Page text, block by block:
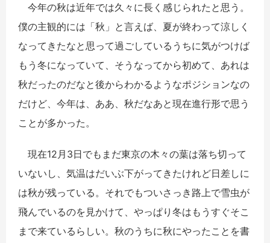
今年の秋は近年では久々に長く感じられたと思う。
僕の主観的には「秋」と言えば、夏が終わって涼しく
なってきたなと思って過ごしているうちに気がつけば
もう冬になっていて、そうなってから初めて、あれは
秋だったのだなと後からわかるようなポジションなの
だけど、今年は、ああ、秋だなあと現在進行形で思う
ことが多かった。
現在12月3日でもまだ東京の木々の葉は落ち切って
いないし、気温はだいぶ下がってきたけれど日差しに
は秋が残っている。それでもついさっき路上で雪虫が
飛んでいるのを見かけて、やっぱり冬はもうすぐそこ
まで来ているらしい。秋のうちに秋にやったことを書